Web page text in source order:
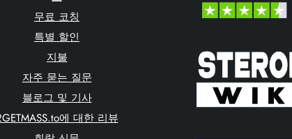
무료 코칭
특별 할인
지불
자주 묻는 질문
블로그 및 기사
에 대한 리뷰